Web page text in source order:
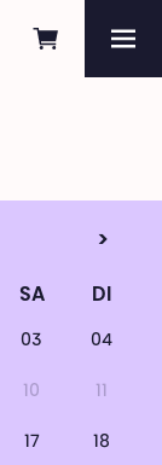
Réserver
>
SA DI
03 04
10 11
17 18